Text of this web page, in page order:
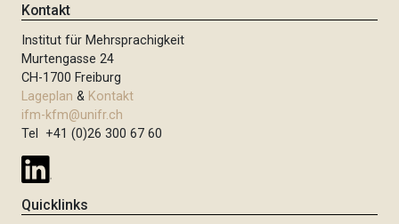
n
n
u
m
m
e
r
i
e
u
Kontakt
Institut für Mehrsprachigkeit
Murtengasse 24
CH-1700 Freiburg
Lageplan & Kontakt
ifm-kfm@unifr.ch
Tel +41 (0)26 300 67 60
Quicklinks